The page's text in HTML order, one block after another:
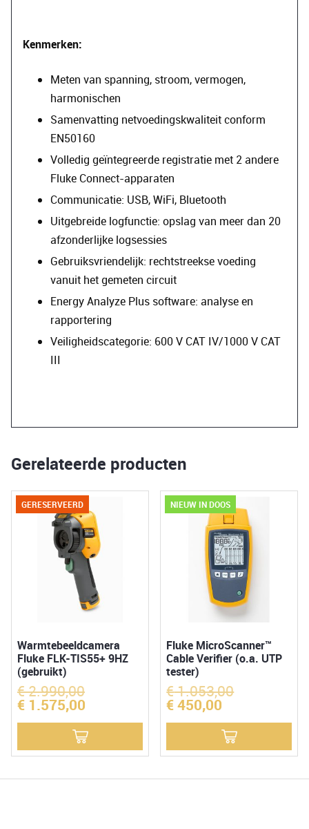
Kenmerken:
Meten van spanning, stroom, vermogen,
harmonischen
Samenvatting netvoedingskwaliteit conform
EN50160
Volledig geïntegreerde registratie met 2 andere
Fluke Connect-apparaten
Communicatie: USB, WiFi, Bluetooth
Uitgebreide logfunctie: opslag van meer dan 20
afzonderlijke logsessies
Gebruiksvriendelijk: rechtstreekse voeding
vanuit het gemeten circuit
Energy Analyze Plus software: analyse en
rapportering
Veiligheidscategorie: 600 V CAT IV/1000 V CAT
III
Gerelateerde producten
GERESERVEERD
Warmtebeeldcamera
Fluke FLK-TIS55+ 9HZ
(gebruikt)
€2.990,00Oorspronkelijke
prijs
was:
€ 2.990,00.
€ 1.575,00
is:
€ 1.575,00.
NIEUW IN DOOS
Fluke MicroScanner™
Cable Verifier (o.a. UTP
tester)
€1.053,00
€ 1.053,00.
€450,00
is:
€ 450,00.